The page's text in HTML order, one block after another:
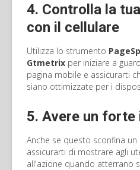
4. Controlla la
con il cellulare
Utilizza lo strumento
Gtmetrix per iniziare a
pagina mobile e assicurarti
siano ottimizzate per i
5. Avere un
Anche se questo sconfina un
assicurarti di mostrare agli
all'azione quando atterrano